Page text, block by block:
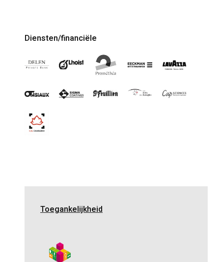
Diensten/financiële
Toegankelijkheid